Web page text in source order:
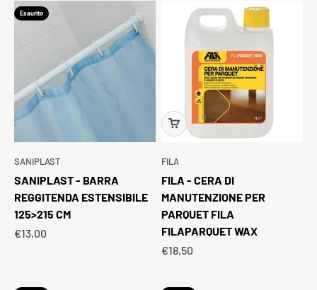
Esaurito
SANIPLAST
SANIPLAST - BARRA
REGGITENDA ESTENSIBILE
125>215 CM
Prezzo scontato
€13,00
FILA
FILA - CERA DI
MANUTENZIONE PER
PARQUET FILA
FILAPARQUET WAX
Prezzo scontato
€18,50